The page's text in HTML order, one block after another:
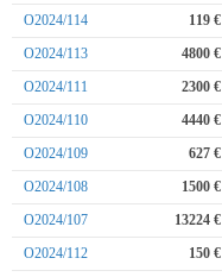
O2024/114 119 €
O2024/113
4800 €
O2024/111
2300 €
O2024/110
4440 €
O2024/109
627 €
O2024/108
1500 €
O2024/107
13224 €
O2024/112
150 €